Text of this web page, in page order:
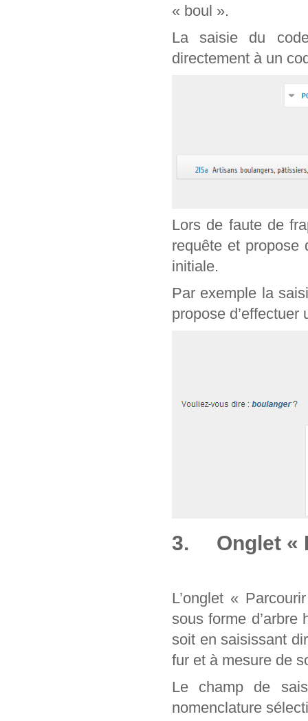
« boul ».
La saisie du
directement à un
Lors de faute de
requête et propose
initiale.
Par exemple la
propose
3. Onglet «
L’onglet «
sous forme d’arbre
soit en saisissant
fur et à mesure de
Le champ de
nomenclature